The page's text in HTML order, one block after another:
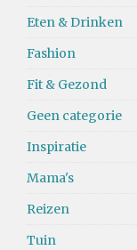
Eten & Drinken
Fashion
Fit & Gezond
Geen categorie
Inspiratie
Mama's
Reizen
Tuin